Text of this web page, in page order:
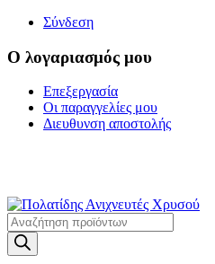
Σύνδεση
Ο λογαριασμός μου
Επεξεργασία
Οι παραγγελίες μου
Διευθυνση αποστολής
Products
search